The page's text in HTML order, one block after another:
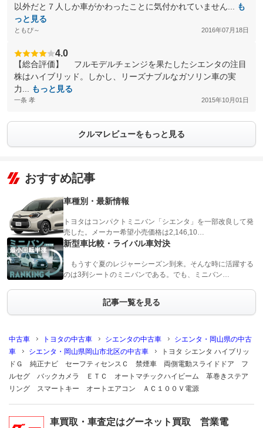
以外だと７人しか車がかわったことに気付かれていません...
も
っと見る
ともぴ～ 2016年07月18日
4.0
【総合評価】 フルモデルチェンジを果たしたシエンタの注目
株はハイブリッド。しかし、リーズナブルなガソリン車の実
力...
もっと見る
一条 孝 2015年10月01日
クルマレビューをもっと見る
おすすめ記事
車種別・最新情報
トヨタはコンパクトミニバン「シエンタ」を一部改良して発
売した。メーカー希望小売価格は2,146,10…
新型車比較・ライバル車対決
もうすぐ夏のレジャーシーズン到来。そんな時に活躍する
のは3列シートのミニバンである。でも、ミニバン…
記事一覧を見る
中古車 トヨタの中古車 シエンタの中古車
シエンタ・岡山県の中古
車
シエンタ・岡山県岡山市北区の中古車
トヨタ シエンタ ハイブリッ
ドＧ 純正ナビ セーフティセンスＣ 禁煙車 両側電動スライドドア フ
ルセグ バックカメラ ＥＴＣ オートマチックハイビーム 革巻きステア
リング スマートキー オートエアコン ＡＣ１００Ｖ電源
車買取・車査定はグーネット買取 営業電